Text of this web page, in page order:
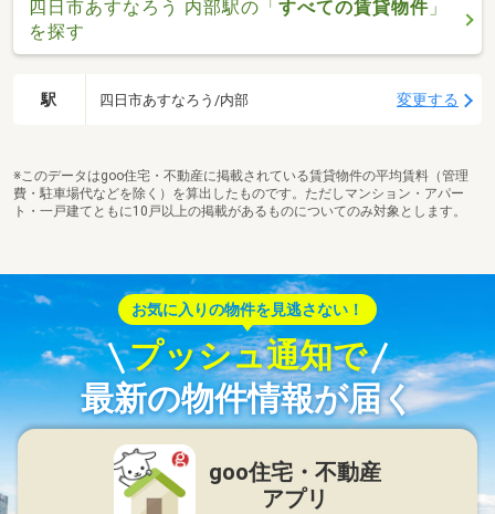
四日市あすなろう 内部駅の「すべての賃貸物件 」
を探す
駅 四日市あすなろう/内部 変更する
※このデータはgoo住宅・不動産に掲載されている賃貸物件の平均賃料（管理
費・駐車場代などを除く）を算出したものです。ただしマンション・アパー
ト・一戸建てともに10戸以上の掲載があるものについてのみ対象とします。
お気に入りの物件を見逃さない！
プッシュ通知で
最新の物件情報が届く
goo住宅・不動産
アプリ